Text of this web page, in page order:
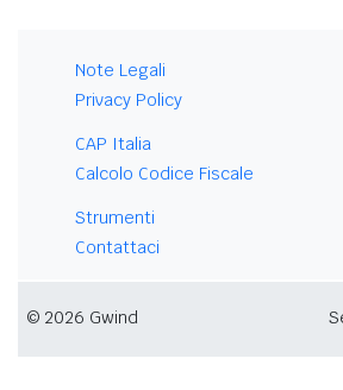
Note Legali
Privacy Policy
CAP Italia
Calcolo Codice Fiscale
Strumenti
Contattaci
© 2026 Gwind